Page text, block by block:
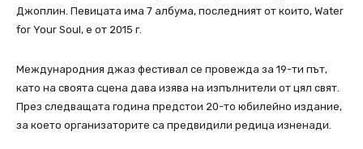
Джоплин. Певицата има 7 албума, последният от които, Water
for Your Soul, е от 2015 г.
Международния джаз фестивал се провежда за 19-ти път,
като на своята сцена дава изява на изпълнители от цял свят.
През следващата година предстои 20-то юбилейно издание,
за което организаторите са предвидили редица изненади.